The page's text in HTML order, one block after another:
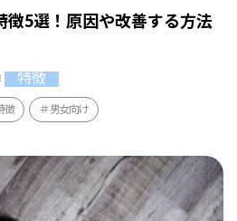
徴5選！原因や改善する方法
特徴
徴 男女向け